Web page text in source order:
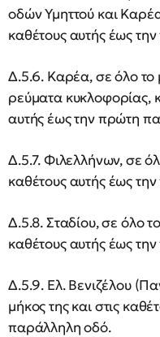
οδών Υμηττού και
καθέτους αυτής έως
Δ.5.6. Καρέα, σε όλο το
ρεύματα κυκλοφορίας,
αυτής έως την πρώτη
Δ.5.7. Φιλελλήνων, σε
καθέτους αυτής έως
Δ.5.8. Σταδίου, σε όλο
καθέτους αυτής έως
Δ.5.9. Ελ. Βενιζέλου
μήκος της και στις
παράλληλη οδό.